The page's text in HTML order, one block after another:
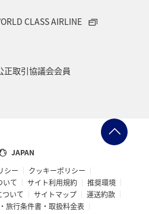
CLASS AIRLINE
正取引協議会会員
JAPAN
シー
クッキーポリシー
いて
サイト利用規約
推奨環境
ついて
サイトマップ
運送約款
旅行条件書・取扱料金表